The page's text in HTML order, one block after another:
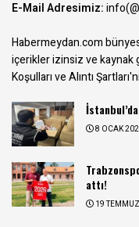
E-Mail Adresimiz:
Habermeydan.com
içerikler izinsiz ve kaynak
Koşulları ve Alıntı Şartları
8 OCAK
attı!
19